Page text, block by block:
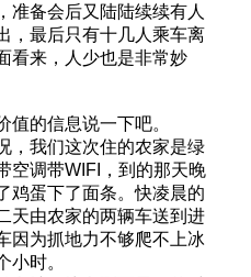
准备会后又陆陆续续有人
，最后只有十几人乘车离
看来，人少也是非常妙
的信息说一下吧。
，我们这次住的农家是绿
空调带WIFI，到的那天晚
鸡蛋下了面条。快凌晨的
天由农家的两辆车送到进
因为抓地力不够爬不上冰
小时。